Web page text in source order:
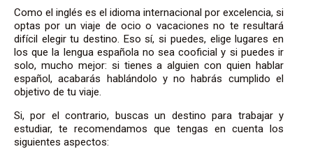
Como el inglés es el idioma internacional por excelencia, si
optas por un viaje de ocio o vacaciones no te resultará
difícil elegir tu destino. Eso sí, si puedes, elige lugares en
los que la lengua española no sea cooficial y si puedes ir
solo, mucho mejor: si tienes a alguien con quien hablar
español, acabarás hablándolo y no habrás cumplido el
objetivo de tu viaje.
Si, por el contrario, buscas un destino para trabajar y
estudiar, te recomendamos que tengas en cuenta los
siguientes aspectos: